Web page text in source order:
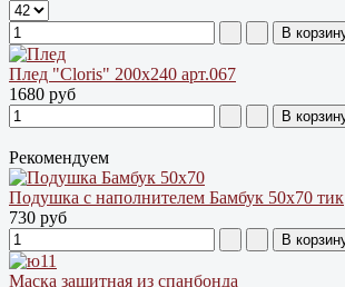
Плед "Cloris" 200х240 арт.067
1680 руб
Рекомендуем
Подушка с наполнителем Бамбук 50х70 тик
730 руб
Маска защитная из спанбонда